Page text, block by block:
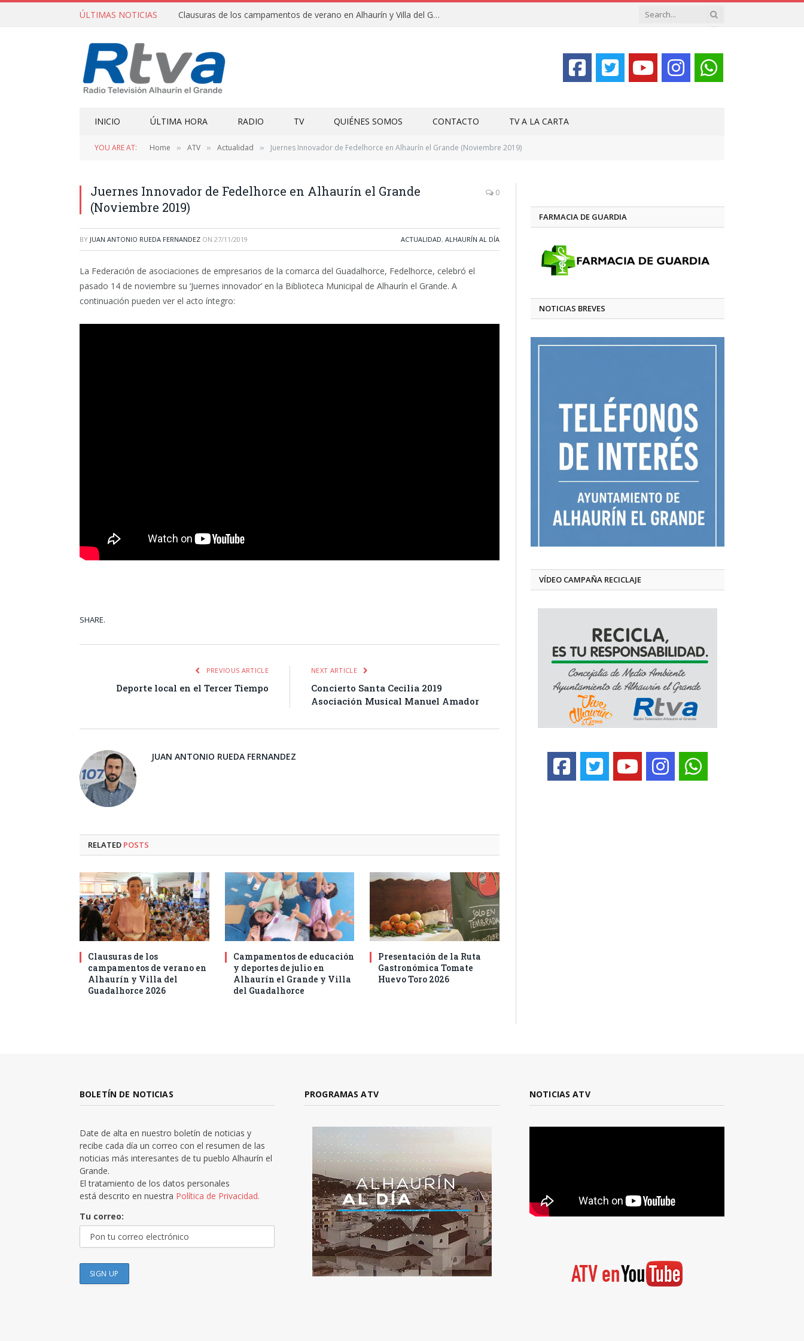
ÚLTIMAS NOTICIAS Clausuras de los campamentos de verano en Alhaurín y Villa del Guadalhorce 2026
INICIO ÚLTIMA HORA RADIO TV QUIÉNES SOMOS CONTACTO TV A LA CARTA
YOU ARE AT: Home » ATV » Actualidad » Juernes Innovador de Fedelhorce en Alhaurín el Grande (Noviembre 2019)
Juernes Innovador de Fedelhorce en Alhaurín el Grande
(Noviembre 2019)
0
BY JUAN ANTONIO RUEDA FERNANDEZ ON 27/11/2019 ACTUALIDAD, ALHAURÍN AL DÍA
La Federación de asociaciones de empresarios de la comarca del Guadalhorce, Fedelhorce, celebró el
pasado 14 de noviembre su ‘Juernes innovador’ en la Biblioteca Municipal de Alhaurín el Grande. A
continuación pueden ver el acto íntegro:
SHARE.
PREVIOUS ARTICLE
Deporte local en el Tercer Tiempo
NEXT ARTICLE
Concierto Santa Cecilia 2019
Asociación Musical Manuel Amador
JUAN ANTONIO RUEDA FERNANDEZ
RELATED POSTS
Clausuras de los
campamentos de verano en
Alhaurín y Villa del
Guadalhorce 2026
Campamentos de educación
y deportes de julio en
Alhaurín el Grande y Villa
del Guadalhorce
Presentación de la Ruta
Gastronómica Tomate
Huevo Toro 2026
FARMACIA DE GUARDIA
NOTICIAS BREVES
VÍDEO CAMPAÑA RECICLAJE
BOLETÍN DE NOTICIAS
Date de alta en nuestro boletín de noticias y
recibe cada día un correo con el resumen de las
noticias más interesantes de tu pueblo Alhaurín el
Grande.
El tratamiento de los datos personales
está descrito en nuestra Política de Privacidad.
Tu correo:
PROGRAMAS ATV NOTICIAS ATV